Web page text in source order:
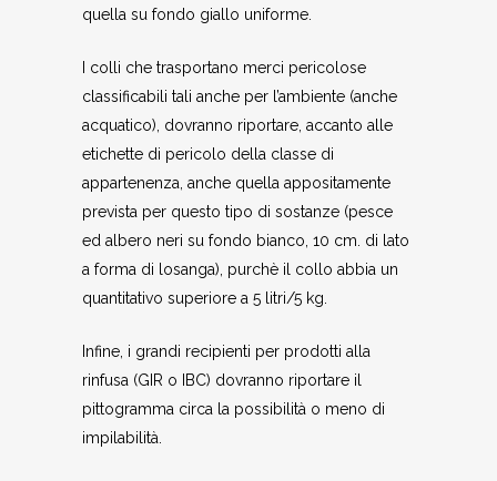
quella su fondo giallo uniforme.
I colli che trasportano merci pericolose
classificabili tali anche per l’ambiente (anche
acquatico), dovranno riportare, accanto alle
etichette di pericolo della classe di
appartenenza, anche quella appositamente
prevista per questo tipo di sostanze (pesce
ed albero neri su fondo bianco, 10 cm. di lato
a forma di losanga), purchè il collo abbia un
quantitativo superiore a 5 litri/5 kg.
Infine, i grandi recipienti per prodotti alla
rinfusa (GIR o IBC) dovranno riportare il
pittogramma circa la possibilità o meno di
impilabilità.